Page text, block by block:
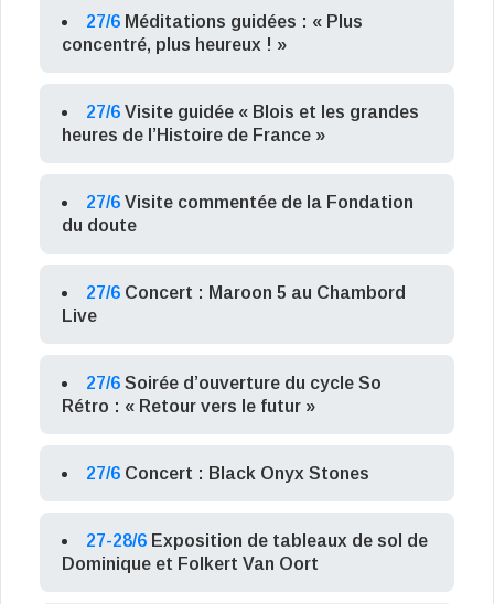
27/6 Méditations guidées : « Plus
concentré, plus heureux ! »
27/6 Visite guidée « Blois et les grandes
heures de l’Histoire de France »
27/6 Visite commentée de la Fondation
du doute
27/6 Concert : Maroon 5 au Chambord
Live
27/6 Soirée d’ouverture du cycle So
Rétro : « Retour vers le futur »
27/6 Concert : Black Onyx Stones
27-28/6 Exposition de tableaux de sol de
Dominique et Folkert Van Oort